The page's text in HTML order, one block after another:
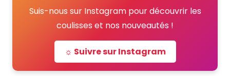
Suis-nous sur Instagram pour découvrir les
coulisses et nos nouveautés !
☼ Suivre sur Instagram